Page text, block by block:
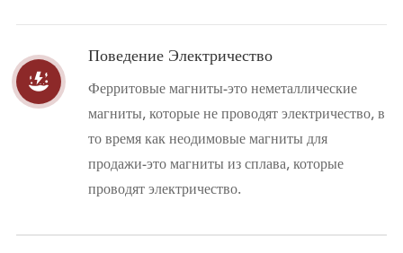

Поведение Электричество
Ферритовые магниты-это неметаллические
магниты, которые не проводят электричество, в
то время как неодимовые магниты для
продажи-это магниты из сплава, которые
проводят электричество.